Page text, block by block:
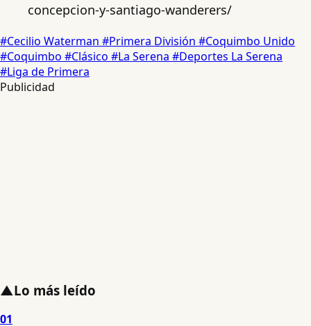
concepcion-y-santiago-wanderers/
#Cecilio Waterman #Primera División #Coquimbo Unido
#Coquimbo #Clásico #La Serena #Deportes La Serena
#Liga de Primera
Publicidad
▲Lo más leído
01